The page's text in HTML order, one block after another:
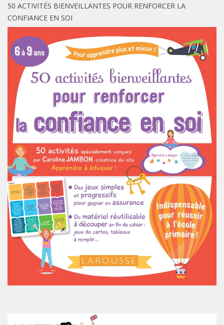
50 ACTIVITÉS BIENVEILLANTES POUR RENFORCER LA
CONFIANCE EN SOI